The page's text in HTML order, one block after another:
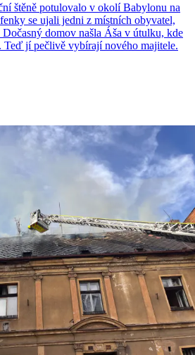
štěně potulovalo v okolí Babylonu na
se ujali jedni z místních obyvatel,
Dočasný domov našla Áša v útulku, kde
Teď jí pečlivě vybírají nového majitele.